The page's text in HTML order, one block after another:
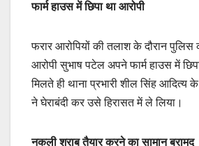
फार्म हाउस में छिपा था आरोपी
फरार आरोपियों की तलाश के दौरान पुलिस
आरोपी सुभाष पटेल अपने फार्म हाउस में
मिलते ही थाना प्रभारी शील सिंह आदित्य
ने घेराबंदी कर उसे हिरासत में ले लिया।
नकली शराब तैयार करने का सामान बरामद